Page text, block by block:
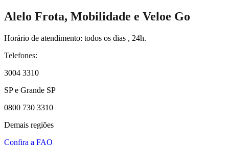
Alelo Frota, Mobilidade e Veloe Go
Horário de atendimento: todos os dias , 24h.
Telefones:
3004 3310
SP e Grande SP
0800 730 3310
Demais regiões
Confira a FAQ